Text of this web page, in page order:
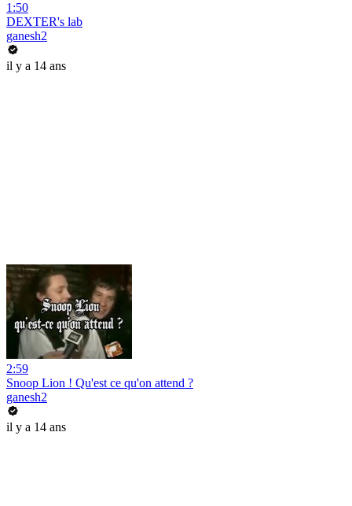
1:50
DEXTER's lab
ganesh2
il y a 14 ans
2:59
Snoop Lion ! Qu'est ce qu'on attend ?
ganesh2
il y a 14 ans